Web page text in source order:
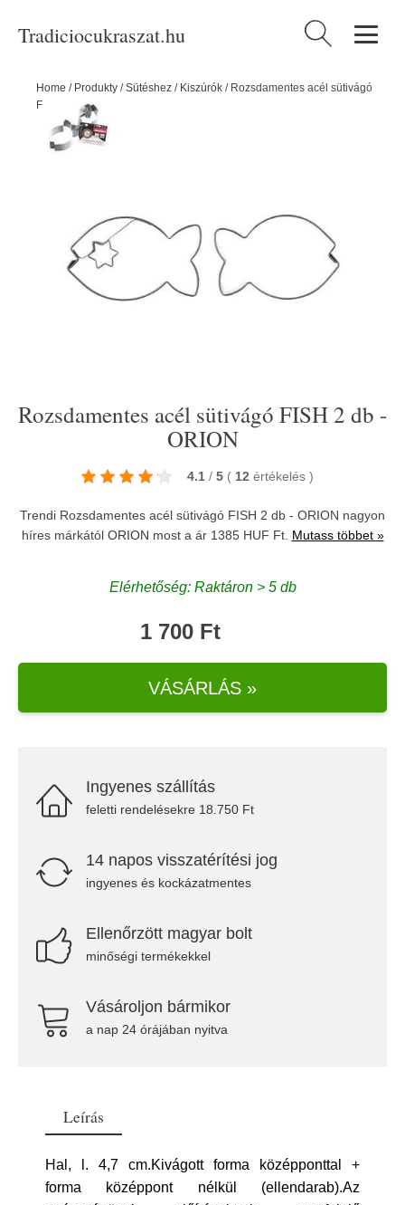
Tradiciocukraszat.hu Keresés:
Home / Produkty /Sütéshez / Kiszúrók / Rozsdamentes acél sütivágó
FISH 2 db - ORION
Rozsdamentes acél sütivágó FISH 2 db -
ORION
4.1 / 5 ( 12 értékelés )
Trendi Rozsdamentes acél sütivágó FISH 2 db - ORION nagyon
híres márkától ORION most a ár 1385 HUF Ft. Mutass többet »
Elérhetőség: Raktáron > 5 db
1 700 Ft
VÁSÁRLÁS »
Ingyenes szállítás
feletti rendelésekre 18.750 Ft
14 napos visszatérítési jog
ingyenes és kockázatmentes
Ellenőrzött magyar bolt
minőségi termékekkel
Vásároljon bármikor
a nap 24 órájában nyitva
Leírás
Hal, l. 4,7 cm.Kivágott forma középponttal +
forma középpont nélkül (ellendarab).Az